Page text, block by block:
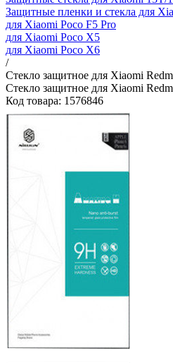
Защитные пленки и стекла для
для Xiaomi Poco F5 Pro
для Xiaomi Poco X5
для Xiaomi Poco X6
/
Стекло защитное для Xiaomi
Стекло защитное для Xiaomi
Код товара: 1576846